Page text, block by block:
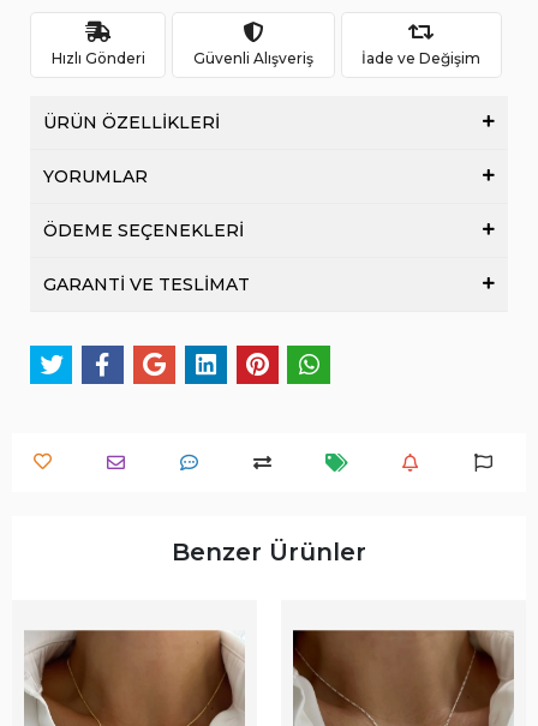
Hızlı Gönderi Güvenli Alışveriş İade ve Değişim
ÜRÜN ÖZELLİKLERİ
YORUMLAR
ÖDEME SEÇENEKLERİ
GARANTİ VE TESLİMAT
Benzer Ürünler